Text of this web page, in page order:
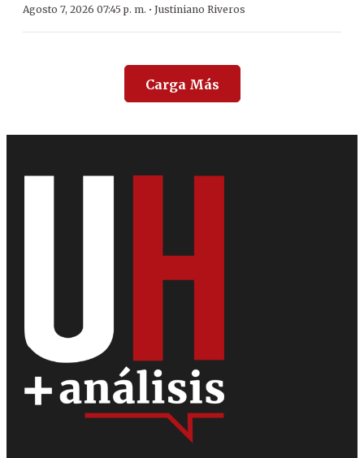
Agosto 7, 2026 07:45 p. m. · Justiniano Riveros
Carga Más